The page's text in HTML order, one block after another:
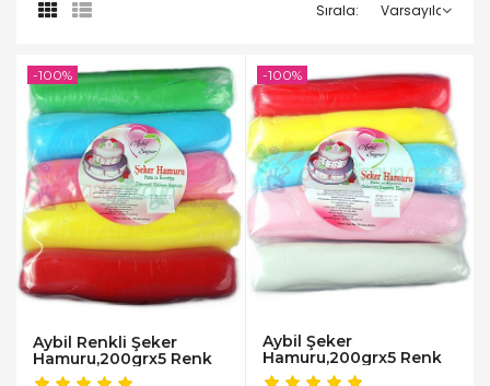
Sırala:
Aybil Renkli Şeker
Hamuru,200grx5 Renk
-100%
Aybil Şeker
Hamuru,200grx5 Renk
-100%